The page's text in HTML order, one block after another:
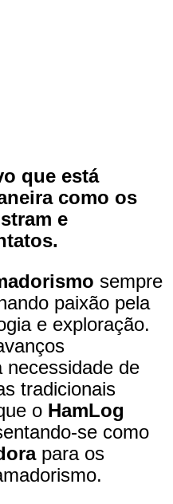
que está
como os
e
sempre
paixão pela
e exploração.
necessidade de
tradicionais
o HamLog
se como
para os